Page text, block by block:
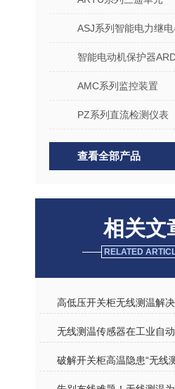
ASJ系列智能电力继电
智能电动机保护器
AMC系列监控装置
PZ系列直流检测仪表
查看全部产品
相关文
RELATED
高低压开关柜无线测温解
无线测温传感器在工业自